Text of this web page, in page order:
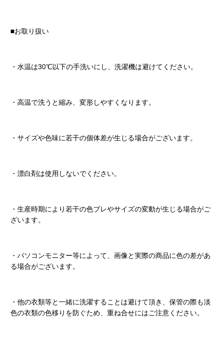
■お取り扱い
・水温は30℃以下の手洗いにし、洗濯機は避けてください。
・高温で洗うと縮み、変形しやすくなります。
・サイズや色味に若干の個体差が生じる場合がございます。
・漂白剤は使用しないでください。
・生産時期により若干の色ブレやサイズの変動が生じる場合がご
ざいます。
・パソコンモニター等によって、画像と実際の商品に色の差があ
る場合がございます。
・他の衣類等と一緒に洗濯することは避けて頂き、保管の際も淡
色の衣類の色移りを防ぐため、重ね合せにはご注意ください。